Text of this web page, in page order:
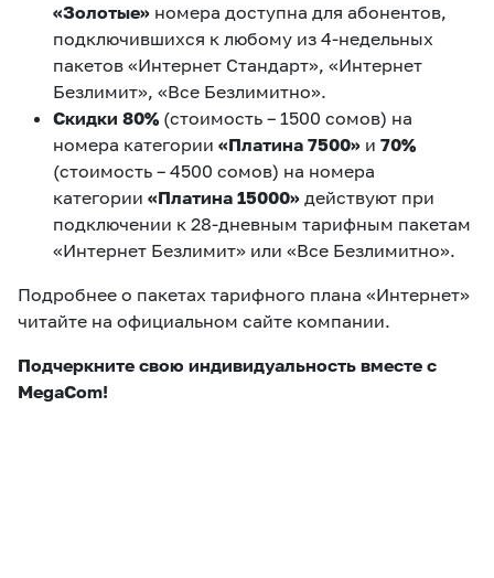
«Золотые» номера доступна для абонентов,
подключившихся к любому из 4-недельных
пакетов «Интернет Стандарт», «Интернет
Безлимит», «Все Безлимитно».
Скидки 80% (стоимость – 1500 сомов) на
номера категории «Платина 7500» и 70%
(стоимость – 4500 сомов) на номера
категории «Платина 15000» действуют при
подключении к 28-дневным тарифным пакетам
«Интернет Безлимит» или «Все Безлимитно».
Подробнее о пакетах тарифного плана «Интернет»
читайте на официальном сайте компании.
Подчеркните свою индивидуальность вместе с
MegaCom!